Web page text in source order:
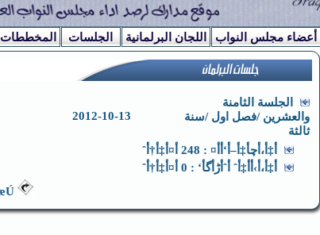
أعضاء مجلس النواب اللجان البرلمانية الجلسات المخططات
الجلسة الثامنة
والعشرين /فصل اول /سنة
ثالثة
2012-10-13
أ‡أ،أچأ‡أ–أ‘أ­أ¤ : 248 أ¤أ‡أ†أˆ
أ‡أ،أ›أ­أ‡أˆ أˆأڑأگأ‘ : 0 أ¤أ‡أ†أˆ